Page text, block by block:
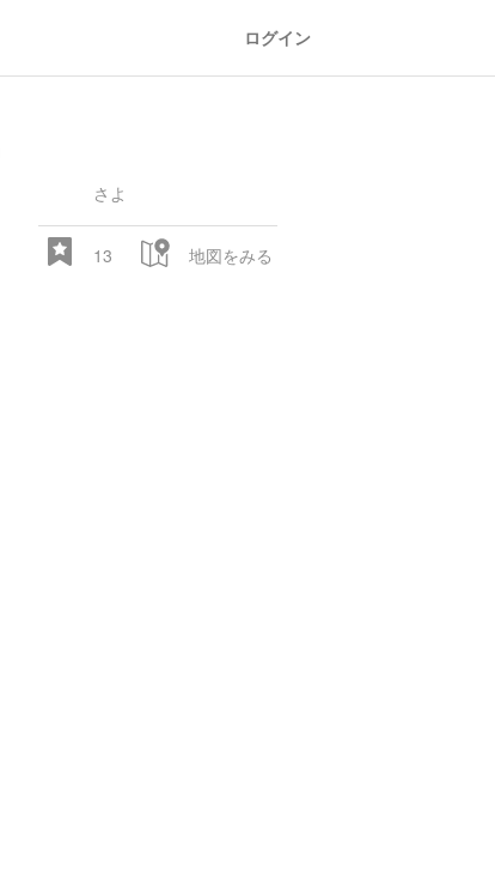
ログイン
さよ
13 地図をみる